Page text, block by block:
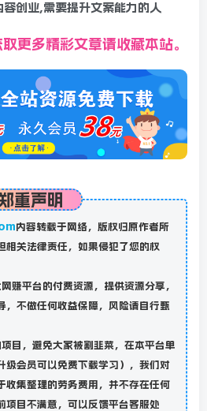
创业,需要提升文案能力的人
更多精彩文章请收藏本站。
重声明
内容转载于网络，版权归原作者所
相关法律责任，如果侵犯了您的权
赚平台的付费资源，提供资源分享，
，不做任何收益保障，风险请自行甄
目，避免大家被割韭菜，在本平台单
级会员可以免费下载学习），我们对
收集整理的劳务费用，并不存在任何
项目不满意，可以反馈平台客服处